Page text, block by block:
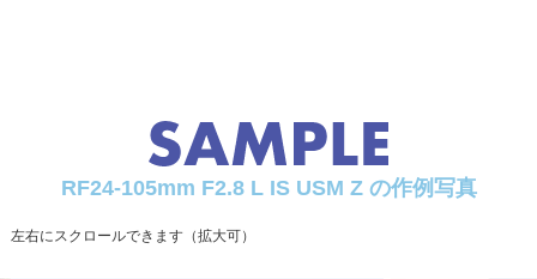
約1330g（三脚座を除く）
RF24-105mm F2.8 L IS USM Z の作例写真
左右にスクロールできます（拡大可）